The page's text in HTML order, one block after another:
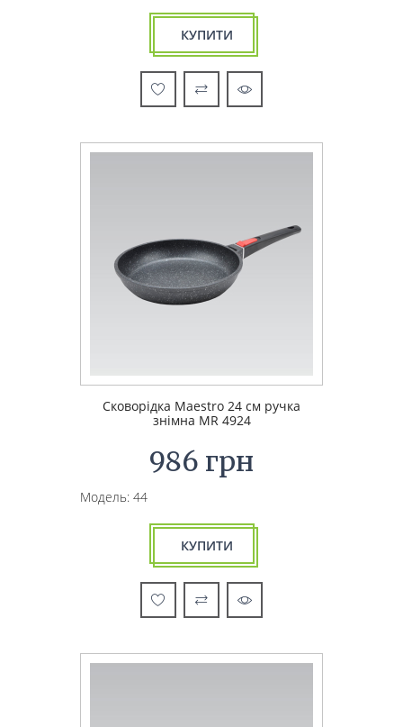
КУПИТИ
Сковорідка Maestro 24 см ручка
знімна MR 4924
986 грн
Модель: 44
КУПИТИ